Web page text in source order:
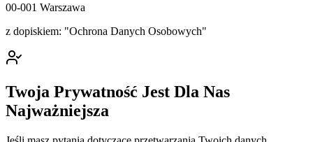
00-001 Warszawa
z dopiskiem: "Ochrona Danych Osobowych"
Twoja Prywatność Jest Dla Nas
Najważniejsza